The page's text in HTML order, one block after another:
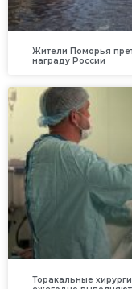
Жители Поморья
награду России
Торакальные